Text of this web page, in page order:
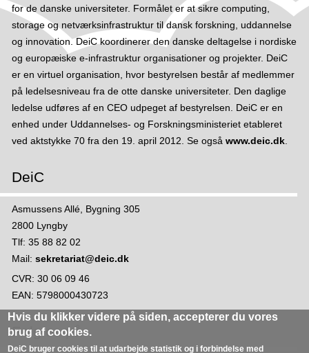
r
o
a
m
for de danske universiteter. Formålet er at sikre computing,
storage og netværksinfrastruktur til dansk forskning, uddannelse
og innovation. DeiC koordinerer den danske deltagelse i nordiske
og europæiske e-infrastruktur organisationer og projekter. DeiC
er en virtuel organisation, hvor bestyrelsen består af medlemmer
på ledelsesniveau fra de otte danske universiteter. Den daglige
ledelse udføres af en CEO udpeget af bestyrelsen. DeiC er en
enhed under Uddannelses- og Forskningsministeriet etableret
ved aktstykke 70 fra den 19. april 2012. Se også www.deic.dk.
DeiC
Asmussens Allé, Bygning 305
2800 Lyngby
Tlf: 35 88 82 02
Mail: sekretariat@deic.dk
CVR: 30 06 09 46
EAN: 5798000430723
Følg os på
Hvis du klikker videre på siden,accepterer du vores
brug af cookies.
DeiC bruger cookies til at udarbejde statistik og i forbindelse med